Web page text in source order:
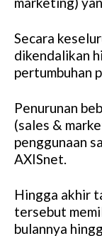
Secara
dikendalikan
pertumbuhan
Penurunan
(sales &
penggunaan
AXISnet.
Hingga akhir
tersebut
bulannya